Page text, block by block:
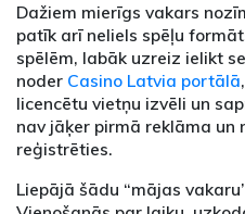
Dažiem mierīgs vakars
patīk arī neliels spēļu
spēlēm, labāk uzreiz ielikt
noder Casino Latvia portālā
licencētu vietņu izvēli un
nav jāķer pirmā reklāma un
reģistrēties.
Liepājā šādu “mājas